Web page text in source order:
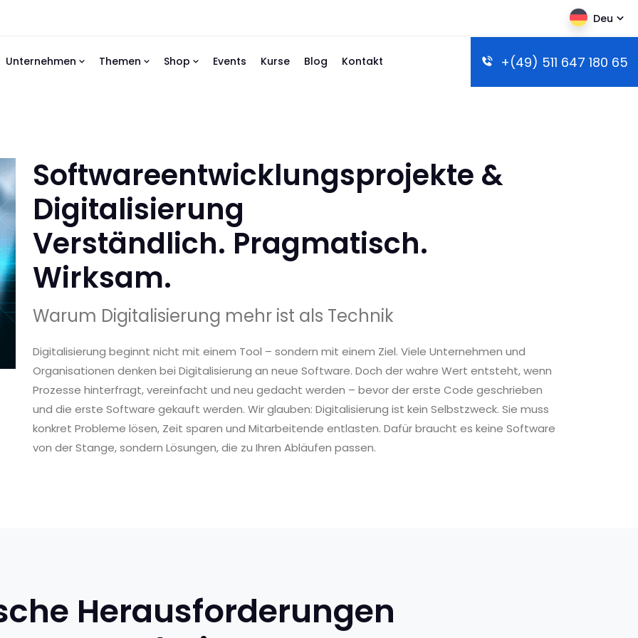
Deu
Unternehmen Themen Shop Events Kurse Blog Kontakt +(49) 511 647 180 65
Softwareentwicklungsprojekte &
Digitalisierung
Verständlich. Pragmatisch.
Wirksam.
Warum Digitalisierung mehr ist als Technik
Digitalisierung beginnt nicht mit einem Tool – sondern mit einem Ziel. Viele Unternehmen und
Organisationen denken bei Digitalisierung an neue Software. Doch der wahre Wert entsteht, wenn
Prozesse hinterfragt, vereinfacht und neu gedacht werden – bevor der erste Code geschrieben
und die erste Software gekauft werden. Wir glauben: Digitalisierung ist kein Selbstzweck. Sie muss
konkret Probleme lösen, Zeit sparen und Mitarbeitende entlasten. Dafür braucht es keine Software
von der Stange, sondern Lösungen, die zu Ihren Abläufen passen.
Herausforderungen